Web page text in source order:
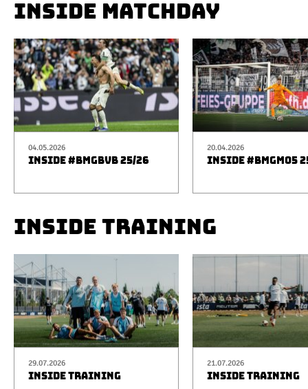
INSIDE MATCHDAY
04.05.2026
INSIDE #BMGBVB 25/26
20.04.2026
INSIDE #BMGM05
INSIDE TRAINING
29.07.2026
INSIDE TRAINING
21.07.2026
INSIDE TRAINING